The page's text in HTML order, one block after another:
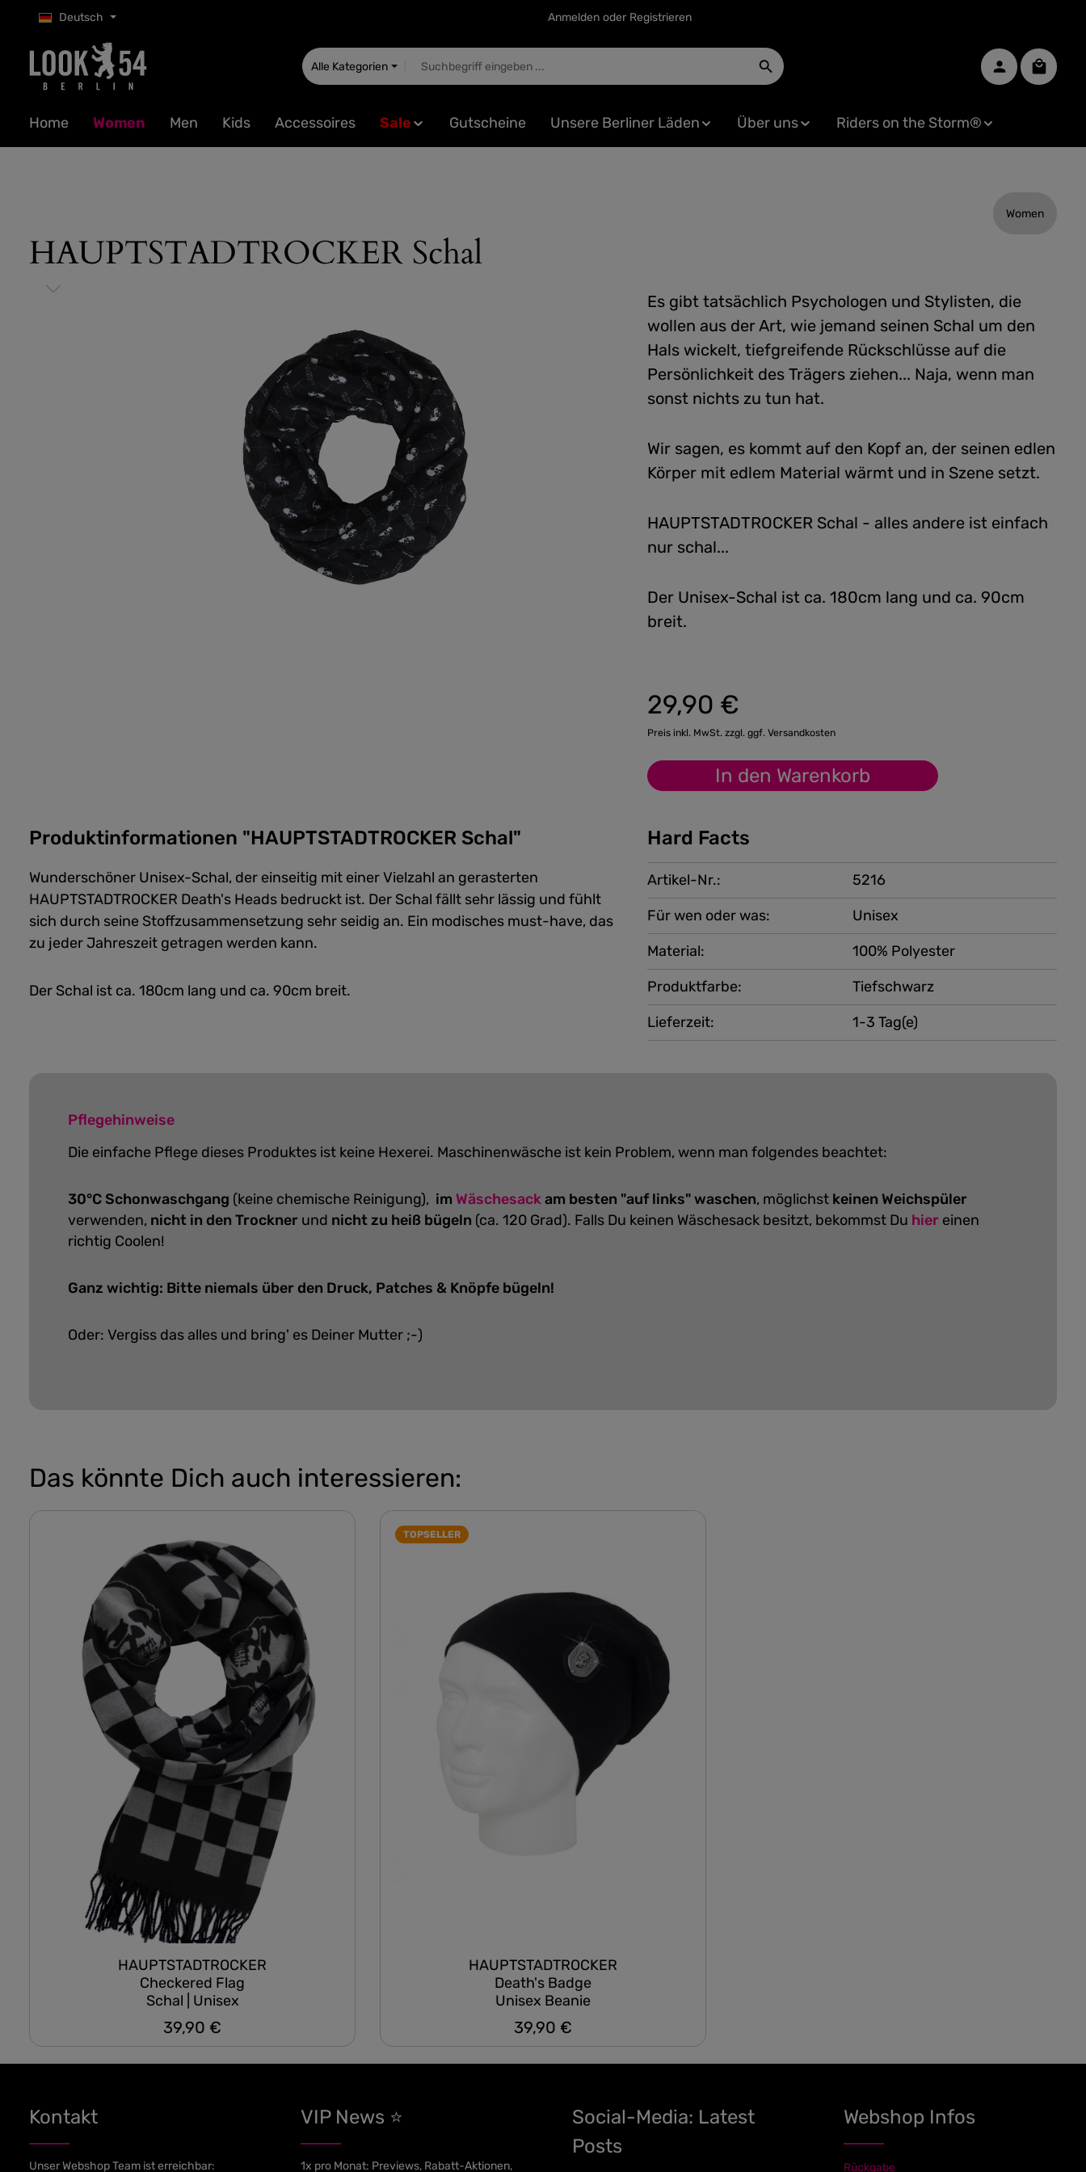
Hauptinhalt springen
Zur Suche springen
Zur Hauptnavigation springen Anmelden oder Registrieren
Deutsch
Alle Kategorien
Home Women Men Kids Accessoires Sale Gutscheine Unsere Berliner Läden Über uns Riders on the Storm®
Women
HAUPTSTADTROCKER Schal
Es gibt tatsächlich Psychologen und Stylisten, die
wollen aus der Art, wie jemand seinen Schal um den
Hals wickelt, tiefgreifende Rückschlüsse auf die
Persönlichkeit des Trägers ziehen... Naja, wenn man
sonst nichts zu tun hat.
Wir sagen, es kommt auf den Kopf an, der seinen edlen
Körper mit edlem Material wärmt und in Szene setzt.
HAUPTSTADTROCKER Schal - alles andere ist einfach
nur schal...
Der Unisex-Schal ist ca. 180cm lang und ca. 90cm
breit.
Regulärer Preis:
29,90 €
Preis inkl. MwSt. zzgl. ggf. Versandkosten
In den Warenkorb
Produktinformationen "HAUPTSTADTROCKER Schal"
Wunderschöner Unisex-Schal, der einseitig mit einer Vielzahl an gerasterten
HAUPTSTADTROCKER Death's Heads bedruckt ist. Der Schal fällt sehr lässig und fühlt
sich durch seine Stoffzusammensetzung sehr seidig an. Ein modisches must-have, das
zu jeder Jahreszeit getragen werden kann.
Der Schal ist ca. 180cm lang und ca. 90cm breit.
Hard Facts
Artikel-Nr.:
5216
Für wen oder was:
Unisex
Produktfarbe: Tiefschwarz
Material: 100% Polyester
Lieferzeit: 1-3 Tag(e)
Pflegehinweise
Die einfache Pflege dieses Produktes ist keine Hexerei. Maschinenwäsche ist kein Problem, wenn man folgendes beachtet:
30°C Schonwaschgang (keine chemische Reinigung), im Wäschesackam besten "auf links" waschen, möglichst keinen Weichspüler
verwenden, nicht in den Trockner und nicht zu heiß bügeln (ca. 120 Grad). Falls Du keinen Wäschesack besitzt, bekommst Du hier einen
richtig Coolen!
Ganz wichtig: Bitte niemals über den Druck, Patches & Knöpfe bügeln!
Oder: Vergiss das alles und bring' es Deiner Mutter ;-)
Das könnte Dich auch interessieren:
HAUPTSTADTROCKER
Checkered Flag
Schal | Unisex
Regulärer Preis:
39,90 €
TOPSELLER
HAUPTSTADTROCKER
Death's Badge
Unisex Beanie
Regulärer Preis:
39,90 €
Kontakt
Unser Webshop Team ist erreichbar:
VIP News ⭐
1x pro Monat: Previews, Rabatt-Aktionen,
Social-Media: Latest
Posts
Webshop Infos
Rückgabe